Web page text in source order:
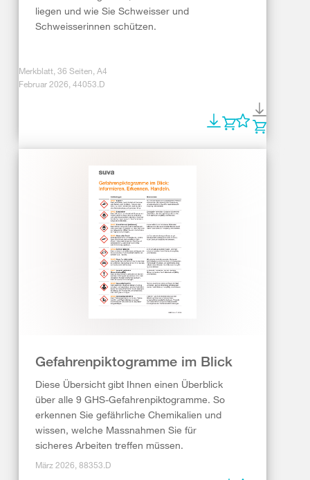
liegen und wie Sie Schweisser und
Schweisserinnen schützen.
Merkblatt, 36 Seiten, A4
Februar 2026, 44053.D
Gefahrenpiktogramme im Blick
Diese Übersicht gibt Ihnen einen Überblick
über alle 9 GHS-Gefahrenpiktogramme. So
erkennen Sie gefährliche Chemikalien und
wissen, welche Massnahmen Sie für
sicheres Arbeiten treffen müssen.
März 2026, 88353.D